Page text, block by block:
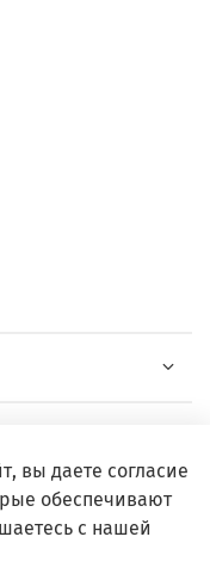
вы даете согласие
обеспечивают
с нашей